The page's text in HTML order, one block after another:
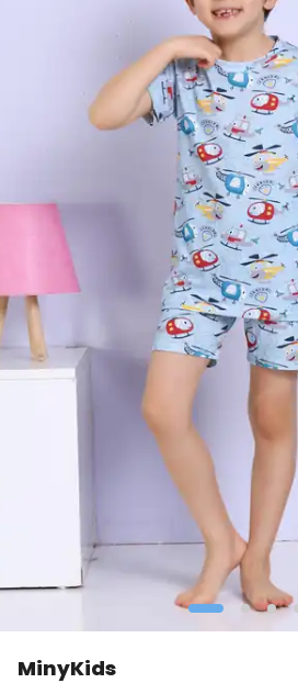
MinyKids